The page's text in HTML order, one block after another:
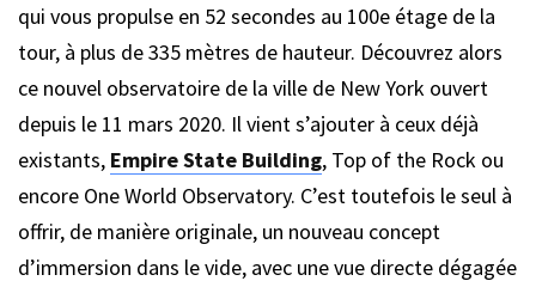
qui vous propulse en 52 secondes au 100e étage de la
tour, à plus de 335 mètres de hauteur. Découvrez alors
ce nouvel observatoire de la ville de New York ouvert
depuis le 11 mars 2020. Il vient s’ajouter à ceux déjà
existants, Empire State Building, Top of the Rock ou
encore One World Observatory. C’est toutefois le seul à
offrir, de manière originale, un nouveau concept
d’immersion dans le vide, avec une vue directe dégagée